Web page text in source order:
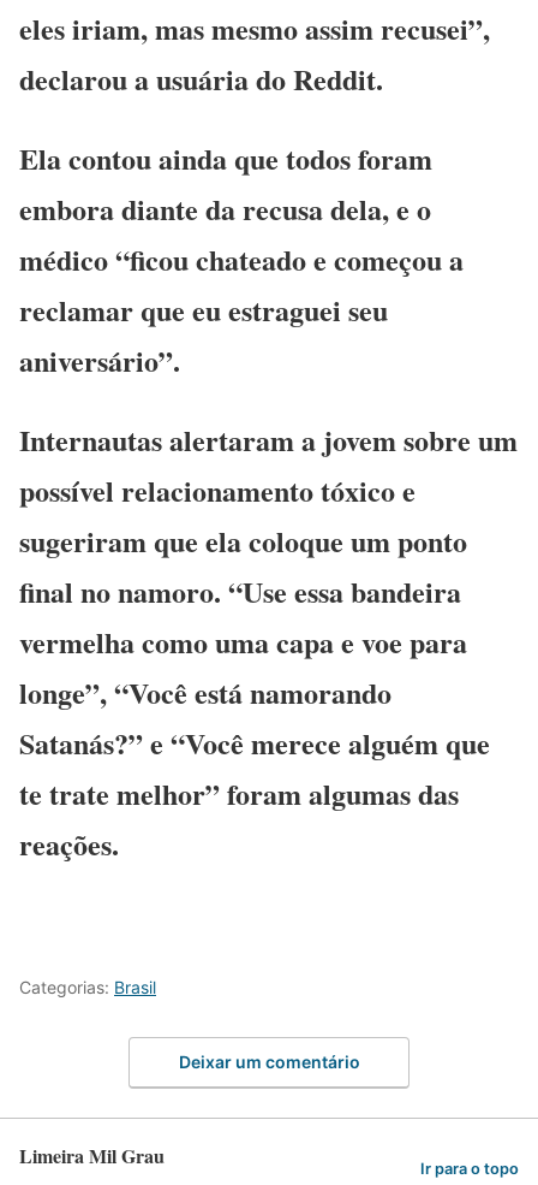
eles iriam, mas mesmo assim recusei”,
declarou a usuária do Reddit.
Ela contou ainda que todos foram
embora diante da recusa dela, e o
médico “ficou chateado e começou a
reclamar que eu estraguei seu
aniversário”.
Internautas alertaram a jovem sobre um
possível relacionamento tóxico e
sugeriram que ela coloque um ponto
final no namoro. “Use essa bandeira
vermelha como uma capa e voe para
longe”, “Você está namorando
Satanás?” e “Você merece alguém que
te trate melhor” foram algumas das
reações.
Categorias: Brasil
Deixar um comentário
Limeira Mil Grau Ir para o topo